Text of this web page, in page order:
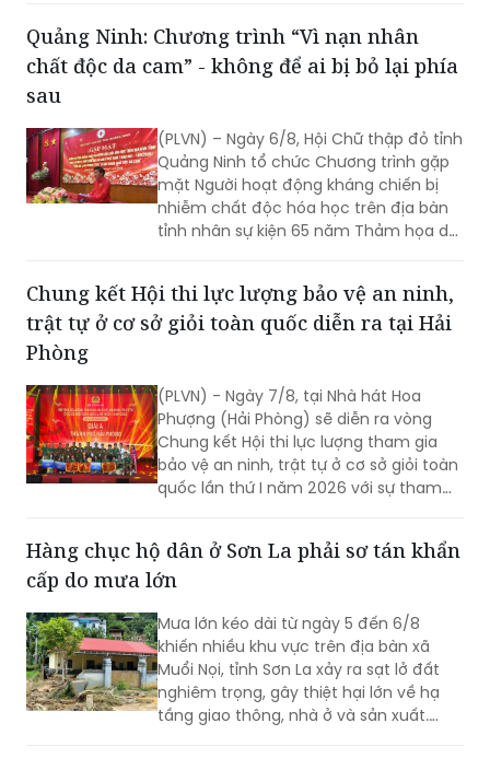
sau
(PLVN) – Ngày 6/8, Hội Chữ thập đỏ tỉnh
mặt Người hoạt động kháng chiến bị
nhiễm chất độc hóa học trên địa bàn
tỉnh nhân sự kiện 65 năm Thảm họa da
cam ở Việt Nam (10/8/1961 -
10/8/2026) và tổng kết 5 năm phong
trào “Vì nạn nhân chất độc da cam”.
Chung kết Hội thi lực lượng bảo vệ an ninh,
Phòng
(PLVN) - Ngày 7/8, tại Nhà hát Hoa
Chung kết Hội thi lực lượng tham gia
bảo vệ an ninh, trật tự ở cơ sở giỏi toàn
quốc lần thứ I năm 2026 với sự tham
gia của 8 đội tuyển xuất sắc đại diện
cho 34 tỉnh, TP.
Hàng chục hộ dân ở Sơn La phải sơ tán khẩn
Mưa lớn kéo dài từ ngày 5 đến 6/8
khiến nhiều khu vực trên địa bàn xã
Muổi Nọi, tỉnh Sơn La xảy ra sạt lở đất
nghiêm trọng, gây thiệt hại lớn về hạ
tầng giao thông, nhà ở và sản xuất.
Chính quyền địa phương đã khẩn
trương sơ tán 84 hộ dân ra khỏi khu vực
nguy hiểm.
Lạng Sơn: 4 trường liên cấp tại các xã biên